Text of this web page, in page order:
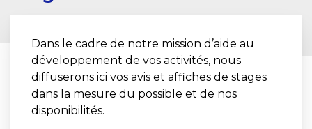
Dans le cadre de notre mission d’aide au
développement de vos activités, nous
diffuserons ici vos avis et affiches de stages
dans la mesure du possible et de nos
disponibilités.